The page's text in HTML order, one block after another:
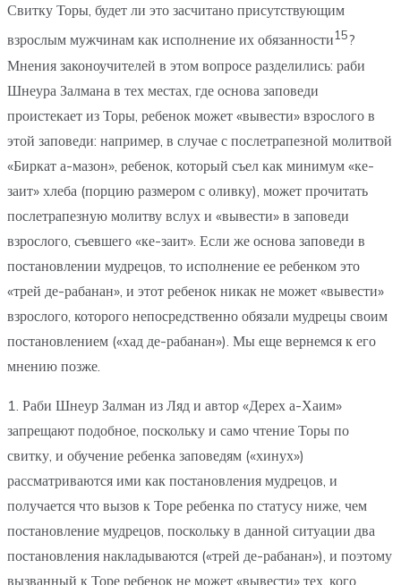
Свитку Торы, будет ли это засчитано присутствующим
взрослым мужчинам как исполнение их обязанности15?
Мнения законоучителей в этом вопросе разделились: раби
Шнеура Залмана в тех местах, где основа заповеди
проистекает из Торы, ребенок может «вывести» взрослого в
этой заповеди: например, в случае с послетрапезной молитвой
«Биркат а-мазон», ребенок, который съел как минимум «ке-
заит» хлеба (порцию размером с оливку), может прочитать
послетрапезную молитву вслух и «вывести» в заповеди
взрослого, съевшего «ке-заит». Если же основа заповеди в
постановлении мудрецов, то исполнение ее ребенком это
«трей де-рабанан», и этот ребенок никак не может «вывести»
взрослого, которого непосредственно обязали мудрецы своим
постановлением («хад де-рабанан»). Мы еще вернемся к его
мнению позже.
1. Раби Шнеур Залман из Ляд и автор «Дерех а-Хаим»
запрещают подобное, поскольку и само чтение Торы по
свитку, и обучение ребенка заповедям («хинух»)
рассматриваются ими как постановления мудрецов, и
получается что вызов к Торе ребенка по статусу ниже, чем
постановление мудрецов, поскольку в данной ситуации два
постановления накладываются («трей де-рабанан»), и поэтому
вызванный к Торе ребенок не может «вывести» тех, кого